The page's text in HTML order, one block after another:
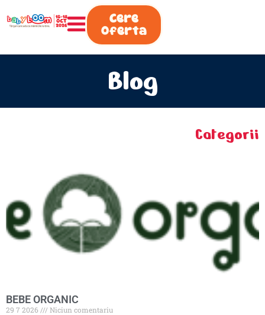
0730.808.038 Cere
Oferta
Blog
Categorii
BEBE ORGANIC
29 7 2026 Niciun comentariu